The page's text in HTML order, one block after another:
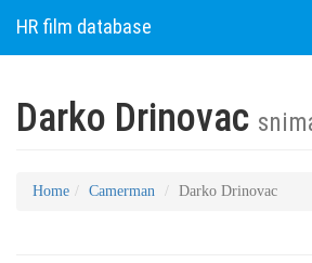
HR film database
Darko Drinovac
Home Camerman Darko Drinovac